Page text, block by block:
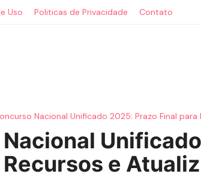
Uso Politicas de Privacidade Contato
Nacional Unificado 2025: Prazo Final
e